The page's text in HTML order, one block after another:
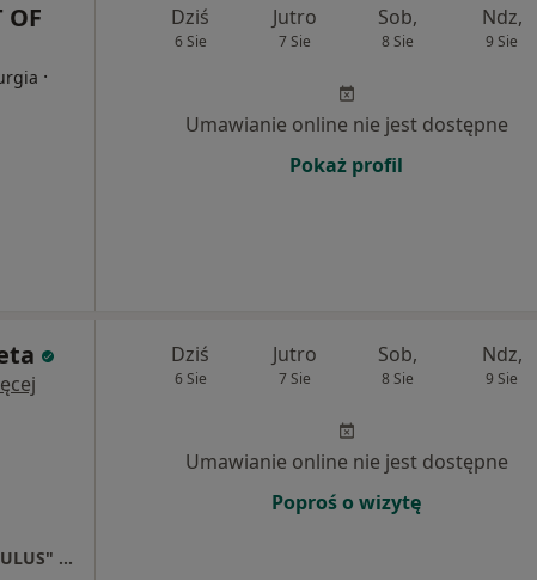
OF
·
Dziś
6 Sie
Jutro
7 Sie
Sob,
8 Sie
Ndz,
9 Sie
Umawianie online nie jest dostępne
Pokaż profil
Niepubliczny Zakład Opieki Zdrowotnej "OCULUS" Oświęcim
Dziś
6 Sie
Jutro
7 Sie
Sob,
8 Sie
Ndz,
9 Sie
Umawianie online nie jest dostępne
Poproś o wizytę